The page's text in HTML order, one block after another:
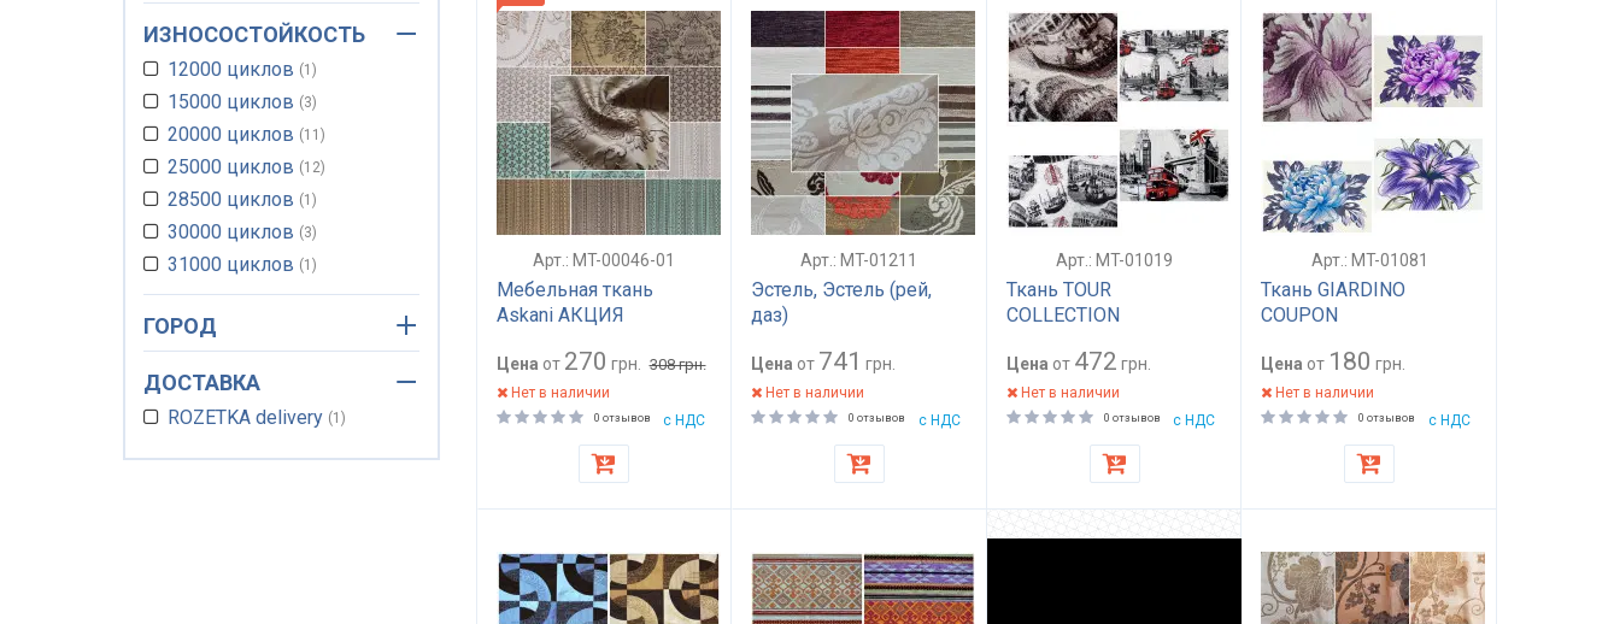
Арт.: MT-00046-01
Мебельная ткань
Askani АКЦИЯ
Цена от 270 грн. 308грн.
Нет в наличии
0 отзывов с НДС
Арт.: MT-01211
Эстель, Эстель (рей,
даз)
Цена от 741 грн.
Нет в наличии
0 отзывов с НДС
Арт.: MT-01019
Ткань TOUR
COLLECTION
Цена от 472 грн.
Нет в наличии
0 отзывов с НДС
Арт.: MT-01081
Ткань GIARDINO
COUPON
Цена от 180 грн.
Нет в наличии
0 отзывов с НДС
ИЗНОСОСТОЙКОСТЬ
12000 циклов 1
15000 циклов 3
20000 циклов 11
25000 циклов 12
28500 циклов 1
30000 циклов 3
31000 циклов 1
35000 циклов 3
37000 циклов
46000 циклов
50000 циклов 1
50500 циклов 1
ГОРОД
ДОСТАВКА
ROZETKA delivery 1